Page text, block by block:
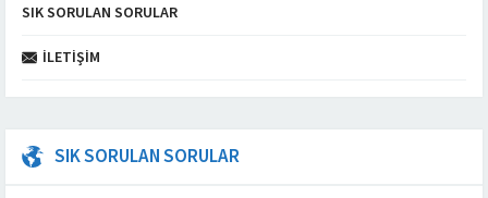
SIK SORULAN SORULAR
İLETIŞIM
SIK SORULAN SORULAR